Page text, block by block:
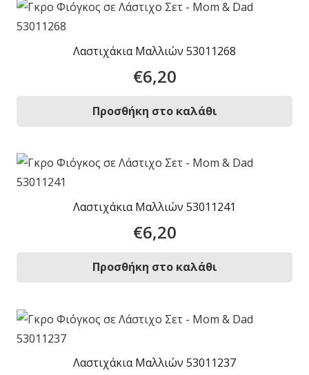
Λαστιχάκια Μαλλιών 53011268
€6,20
Προσθήκη στο καλάθι
Λαστιχάκια Μαλλιών 53011241
€6,20
Προσθήκη στο καλάθι
Λαστιχάκια Μαλλιών 53011237